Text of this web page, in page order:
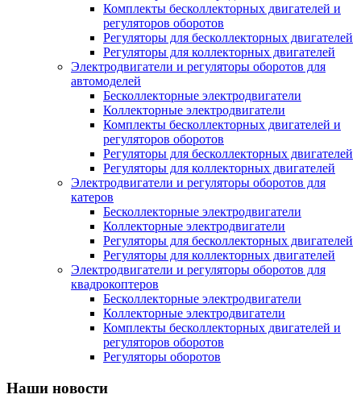
Комплекты бесколлекторных двигателей и
регуляторов оборотов
Регуляторы для бесколлекторных двигателей
Регуляторы для коллекторных двигателей
Электродвигатели и регуляторы оборотов для
автомоделей
Бесколлекторные электродвигатели
Коллекторные электродвигатели
Комплекты бесколлекторных двигателей и
регуляторов оборотов
Регуляторы для бесколлекторных двигателей
Регуляторы для коллекторных двигателей
Электродвигатели и регуляторы оборотов для
катеров
Бесколлекторные электродвигатели
Коллекторные электродвигатели
Регуляторы для бесколлекторных двигателей
Регуляторы для коллекторных двигателей
Электродвигатели и регуляторы оборотов для
квадрокоптеров
Бесколлекторные электродвигатели
Коллекторные электродвигатели
Комплекты бесколлекторных двигателей и
регуляторов оборотов
Регуляторы оборотов
Наши новости